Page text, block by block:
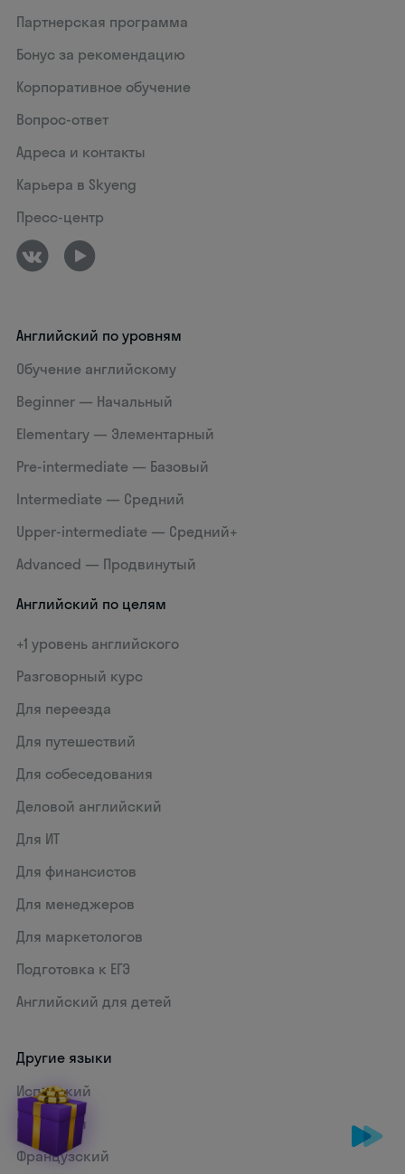
Партнерская программа
Бонус за рекомендацию
Корпоративное обучение
Вопрос-ответ
Адреса и контакты
Карьера в Skyeng
Пресс-центр
Английский по уровням
Обучение английскому
Beginner — Начальный
Elementary — Элементарный
Pre-intermediate — Базовый
Intermediate — Средний
Upper-intermediate — Средний+
Advanced — Продвинутый
Английский по целям
+1 уровень английского
Разговорный курс
Для переезда
Для путешествий
Для собеседования
Деловой английский
Для ИТ
Для финансистов
Для менеджеров
Для маркетологов
Подготовка к ЕГЭ
Английский для детей
Другие языки
Испанский
Немецкий
Французский